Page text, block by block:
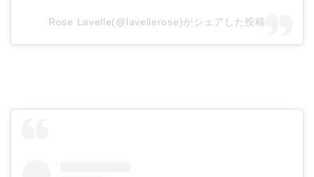
Rose Lavelle(@lavellerose)がシェアした投稿